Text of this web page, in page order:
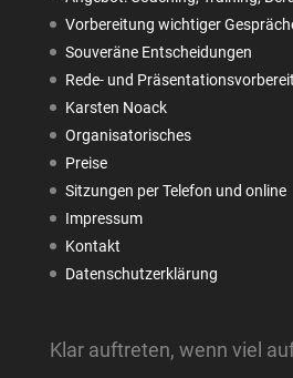
Vorbereitung wichtiger
Souveräne Entscheidungen
Rede- und
Karsten Noack
Organisatorisches
Preise
Sitzungen per Telefon und online
Impressum
Kontakt
Datenschutzerklärung
Klar auftreten, wenn viel